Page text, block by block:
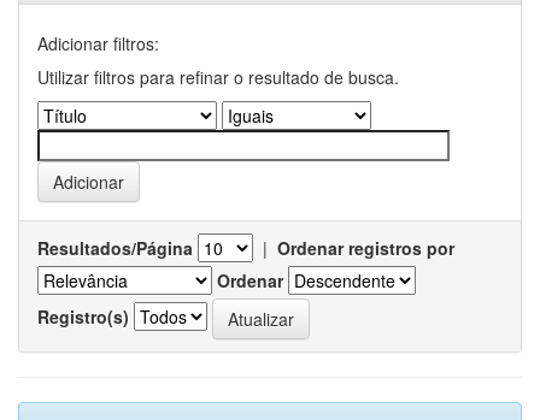
Adicionar filtros:
Utilizar filtros para refinar o resultado de busca.
Resultados/Página | Ordenar registros por
Ordenar
Registro(s)